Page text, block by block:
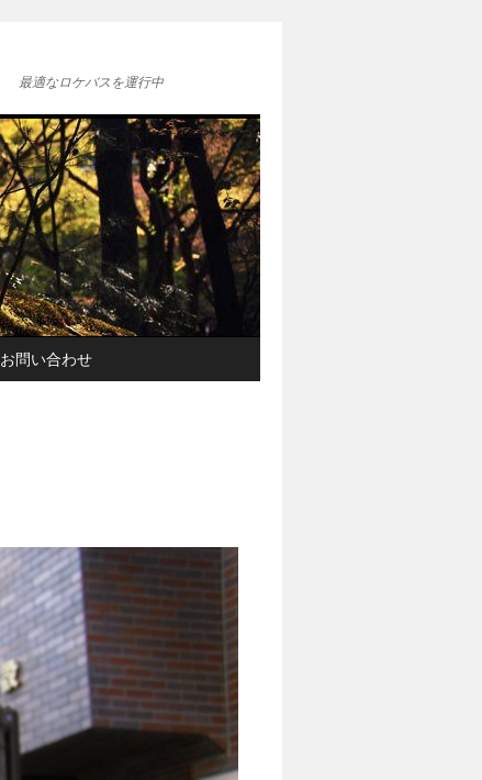
最適なロケバスを運行中
お問い合わせ